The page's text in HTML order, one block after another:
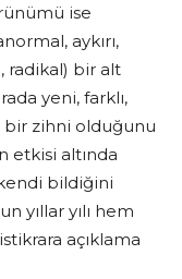
ise
aykırı,
radikal) bir alt
yeni, farklı,
bir zihni olduğunu
etkisi altında
bildiğini
yıllar yılı hem
açıklama